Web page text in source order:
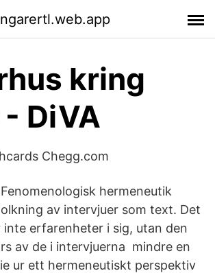
kring
DiVA
Chegg.com
hermeneutik
av intervjuer som text. Det
inte erfarenheter i sig, utan den
av de i intervjuerna mindre en
ur ett hermeneutiskt perspektiv